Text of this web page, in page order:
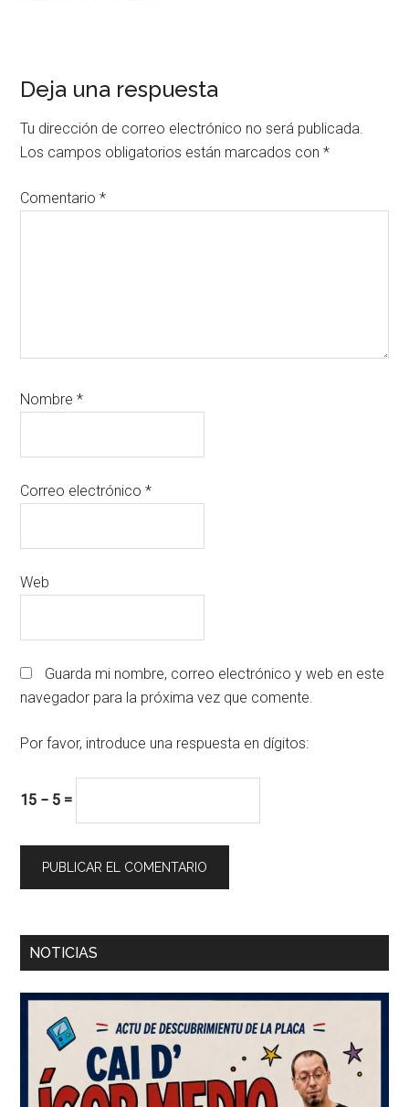
Interacciones
con
los
lectores
Deja una respuesta
Tu dirección de correo electrónico no será publicada.
Los campos obligatorios están marcados con*
Comentario*
Nombre*
Correo electrónico*
Web
Guarda mi nombre, correo electrónico y web en este
navegador para la próxima vez que comente.
Por favor, introduce una respuesta en dígitos:
15 − 5 =
Barra
principal
NOTICIAS